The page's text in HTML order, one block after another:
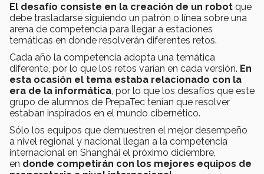
El desafío consiste en la creación de un robot que
debe trasladarse siguiendo un patrón o línea sobre una
arena de competencia para llegar a estaciones
temáticas en donde resolverán diferentes retos.
Cada año la competencia adopta una temática
diferente, por lo que los retos varían en cada versión. En
esta ocasión el tema estaba relacionado con la
era de la informática , por lo que los desafíos que este
grupo de alumnos de PrepaTec tenían que resolver
estaban inspirados en el mundo cibernético.
Sólo los equipos que demuestren el mejor desempeño
a nivel regional y nacional llegan a la competencia
internacional en Shanghái el próximo diciembre,
en donde competirán con los mejores equipos de